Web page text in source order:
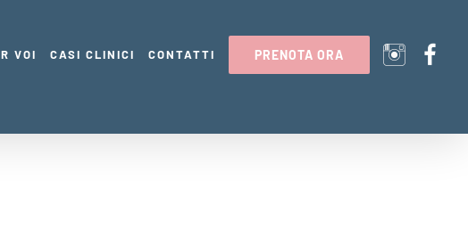
VOI CASI CLINICI CONTATTI PRENOTA ORA